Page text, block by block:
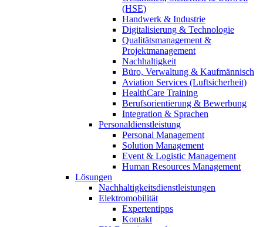
(HSE)
Handwerk & Industrie
Digitalisierung & Technologie
Qualitätsmanagement &
Projektmanagement
Nachhaltigkeit
Büro, Verwaltung & Kaufmännisch
Aviation Services (Luftsicherheit)
HealthCare Training
Berufsorientierung & Bewerbung
Integration & Sprachen
Personaldienstleistung
Personal Management
Solution Management
Event & Logistic Management
Human Resources Management
Lösungen
Nachhaltigkeitsdienstleistungen
Elektromobilität
Expertentipps
Kontakt